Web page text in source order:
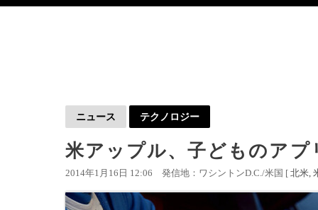
ニュース テクノロジー
米アップル、子どものアプ
2014年1月16日 12:06 発信地：ワシントンD.C./米国 [ 北米